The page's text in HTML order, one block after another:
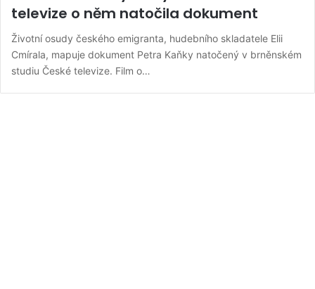
televize o něm natočila dokument
Životní osudy českého emigranta, hudebního skladatele Elii
Cmírala, mapuje dokument Petra Kaňky natočený v brněnském
studiu České televize. Film o…